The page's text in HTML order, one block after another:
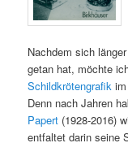
Nachdem sich
getan hat, möchte
Schildkrötengrafik
Denn nach Jahren
Papert (1928-2016)
entfaltet darin seine